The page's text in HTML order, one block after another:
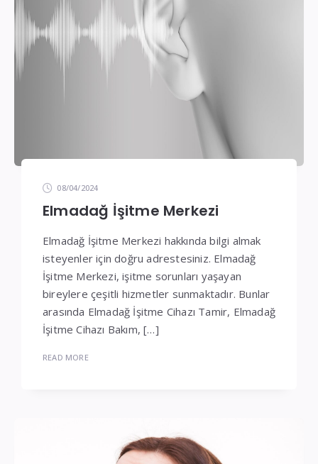
08/04/2024
Elmadağ İşitme Merkezi
Elmadağ İşitme Merkezi hakkında bilgi almak
isteyenler için doğru adrestesiniz. Elmadağ
İşitme Merkezi, işitme sorunları yaşayan
bireylere çeşitli hizmetler sunmaktadır. Bunlar
arasında Elmadağ İşitme Cihazı Tamir, Elmadağ
İşitme Cihazı Bakım, […]
READ MORE